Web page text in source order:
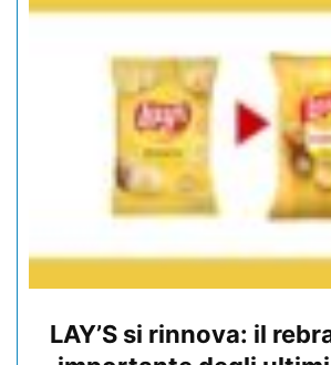
LAY’S si rinnova: il